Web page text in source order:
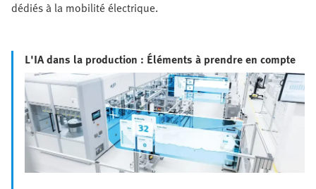
dédiés à la mobilité électrique.
L'IA dans la production : Éléments à prendre en compte